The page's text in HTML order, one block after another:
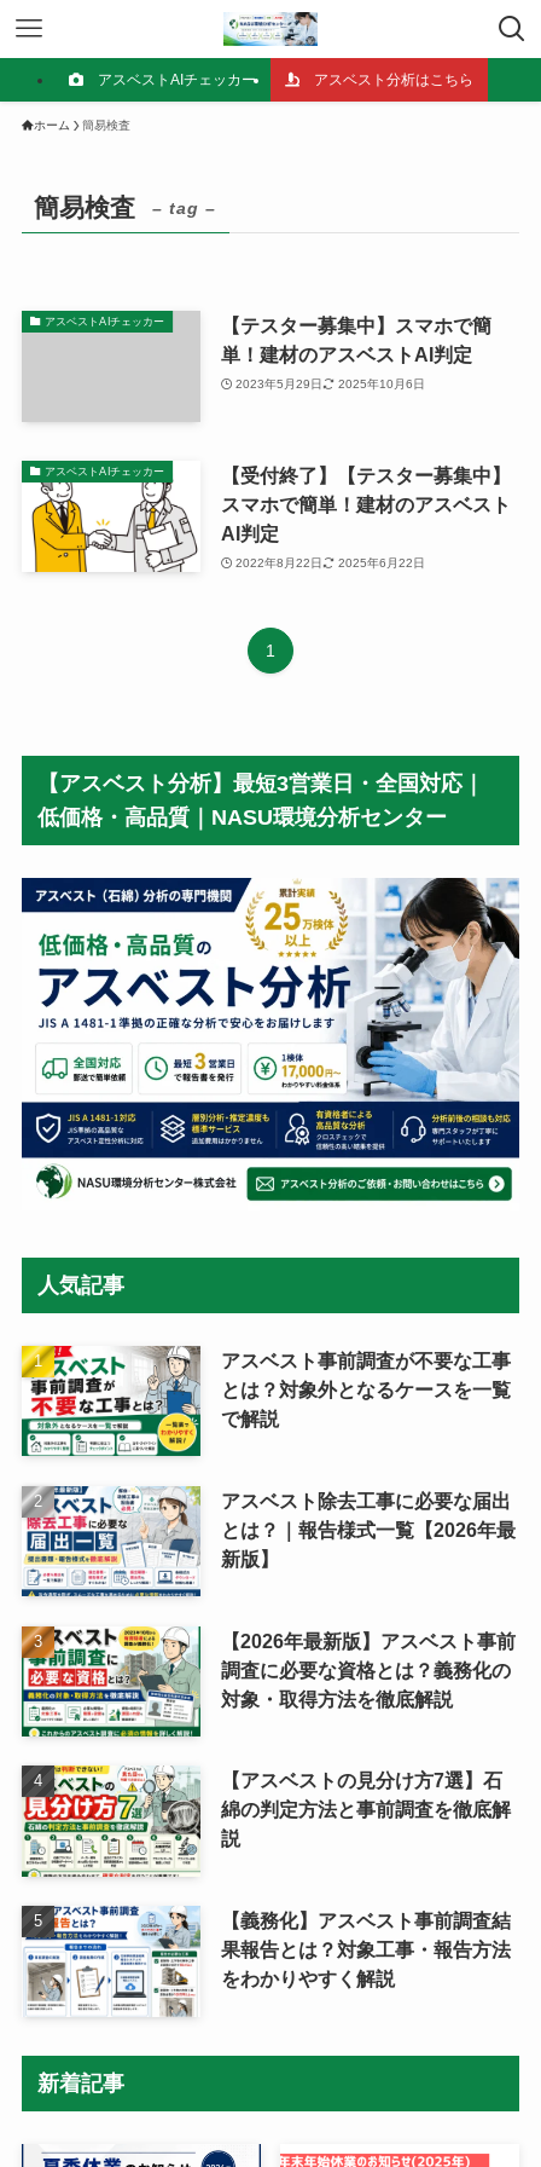
アスベストAIチェッカー アスベスト分析はこちら
ホーム 簡易検査
簡易検査 – tag –
アスベストAIチェッカー
【テスター募集中】スマホで簡
単！建材のアスベストAI判定
2023年5月29日 2025年10月6日
アスベストAIチェッカー
【受付終了】【テスター募集中】
スマホで簡単！建材のアスベスト
AI判定
2022年8月22日 2025年6月22日
1
【アスベスト分析】最短3営業日・全国対応｜
低価格・高品質｜NASU環境分析センター
人気記事
アスベスト事前調査が不要な工事
とは？対象外となるケースを一覧
で解説
アスベスト除去工事に必要な届出
とは？｜報告様式一覧【2026年最
新版】
【2026年最新版】アスベスト事前
調査に必要な資格とは？義務化の
対象・取得方法を徹底解説
【アスベストの見分け方7選】石
綿の判定方法と事前調査を徹底解
説
【義務化】アスベスト事前調査結
果報告とは？対象工事・報告方法
をわかりやすく解説
新着記事